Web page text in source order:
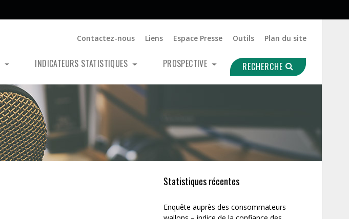
Contactez-nous Liens Espace Presse Outils Plan du site
INDICATEURS STATISTIQUES PROSPECTIVE RECHERCHE
Statistiques récentes
Enquête auprès des consommateurs